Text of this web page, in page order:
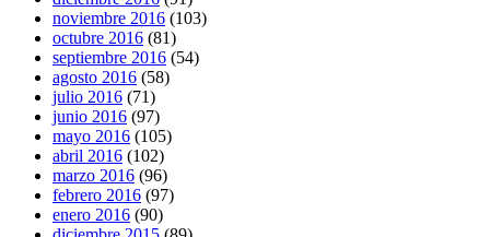
noviembre 2016 (103)
octubre 2016 (81)
septiembre 2016 (54)
agosto 2016 (58)
julio 2016 (71)
junio 2016 (97)
mayo 2016 (105)
abril 2016 (102)
marzo 2016 (96)
febrero 2016 (97)
enero 2016 (90)